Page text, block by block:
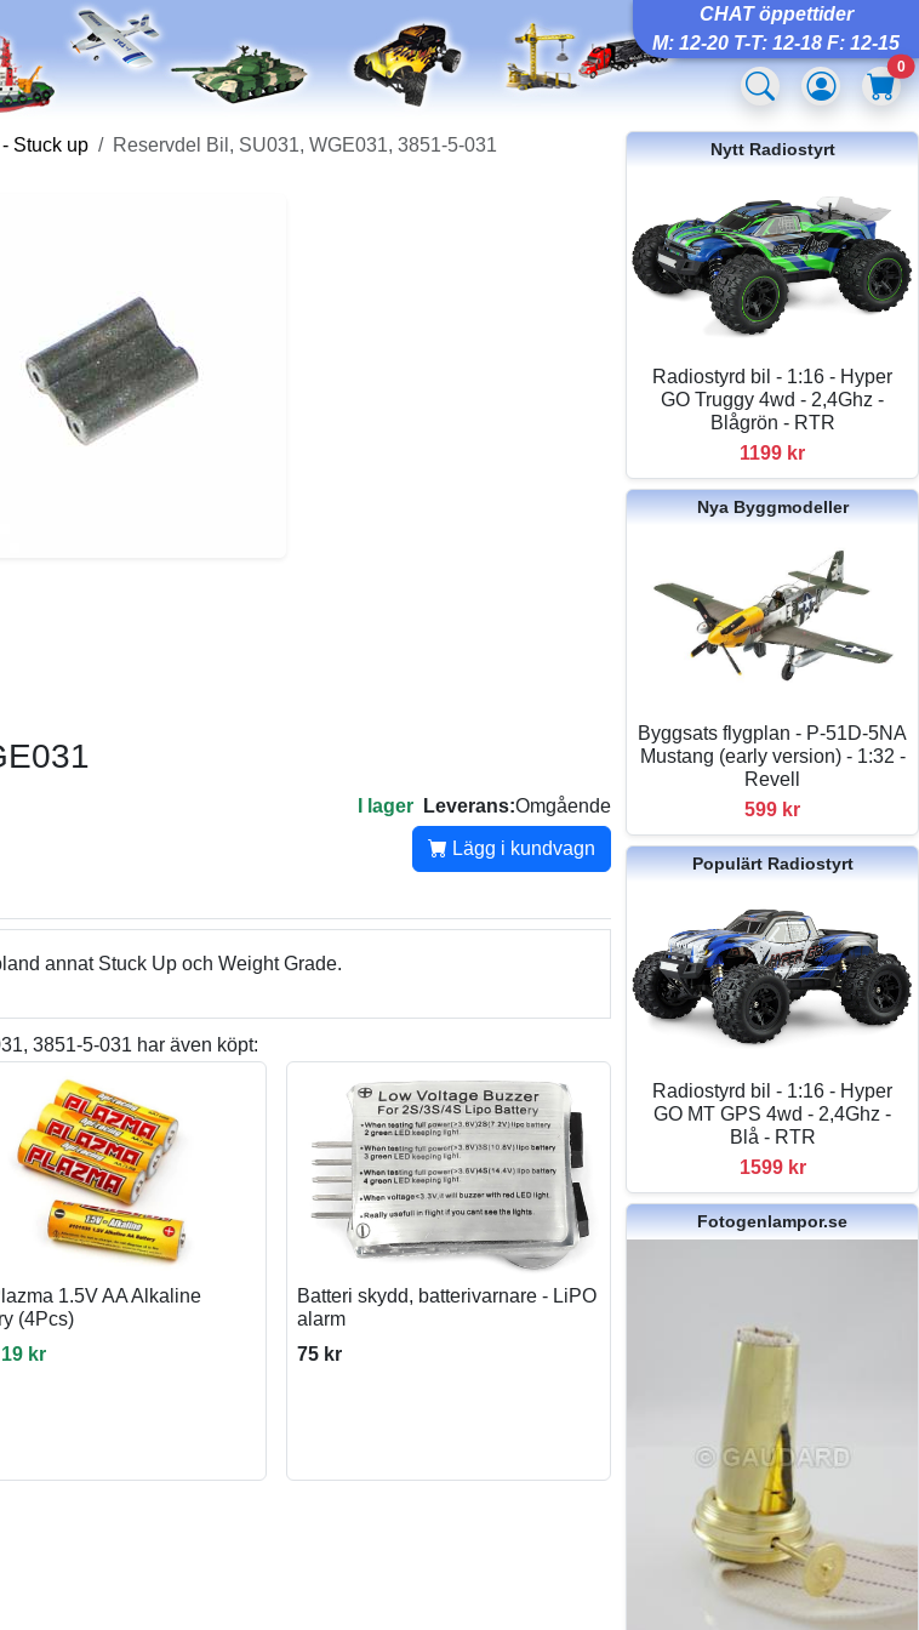
CHAT öppettider
M: 12-20 T-T: 12-18 F: 12-15
0
- Stuck up Reservdel Bil, SU031, WGE031, 3851-5-031
I lager Leverans:Omgående
Lägg i kundvagn
annat Stuck Up och Weight Grade.
3851-5-031 har även köpt:
1.5V AA Alkaline
(4Pcs)
19 kr
Batteri skydd, batterivarnare - LiPO
alarm
75 kr
Nytt Radiostyrt
Radiostyrd bil - 1:16 - Hyper
GO Truggy 4wd - 2,4Ghz -
Blågrön - RTR
1199 kr
Nya Byggmodeller
Byggsats flygplan - P-51D-5NA
Mustang (early version) - 1:32 -
Revell
599 kr
Populärt Radiostyrt
Radiostyrd bil - 1:16 - Hyper
GO MT GPS 4wd - 2,4Ghz -
Blå - RTR
1599 kr
Fotogenlampor.se